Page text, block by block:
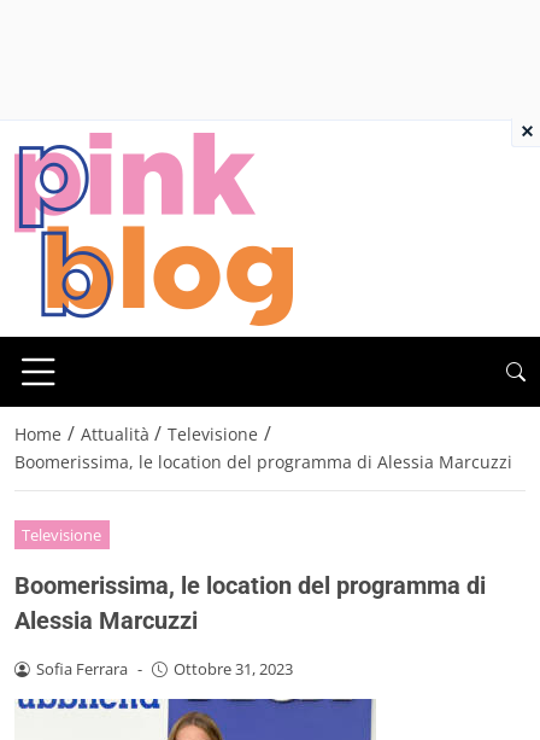
Home / Attualità / Televisione /
Boomerissima, le location del programma di Alessia Marcuzzi
Televisione
Boomerissima, le location del programma di
Alessia Marcuzzi
Sofia Ferrara - Ottobre 31, 2023
×